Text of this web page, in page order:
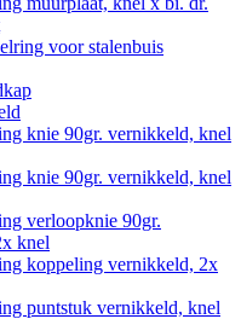
voor stalenbuis
knie 90gr. vernikkeld, knel
knie 90gr. vernikkeld, knel
verloopknie 90gr.
knel
koppeling vernikkeld, 2x
puntstuk vernikkeld, knel